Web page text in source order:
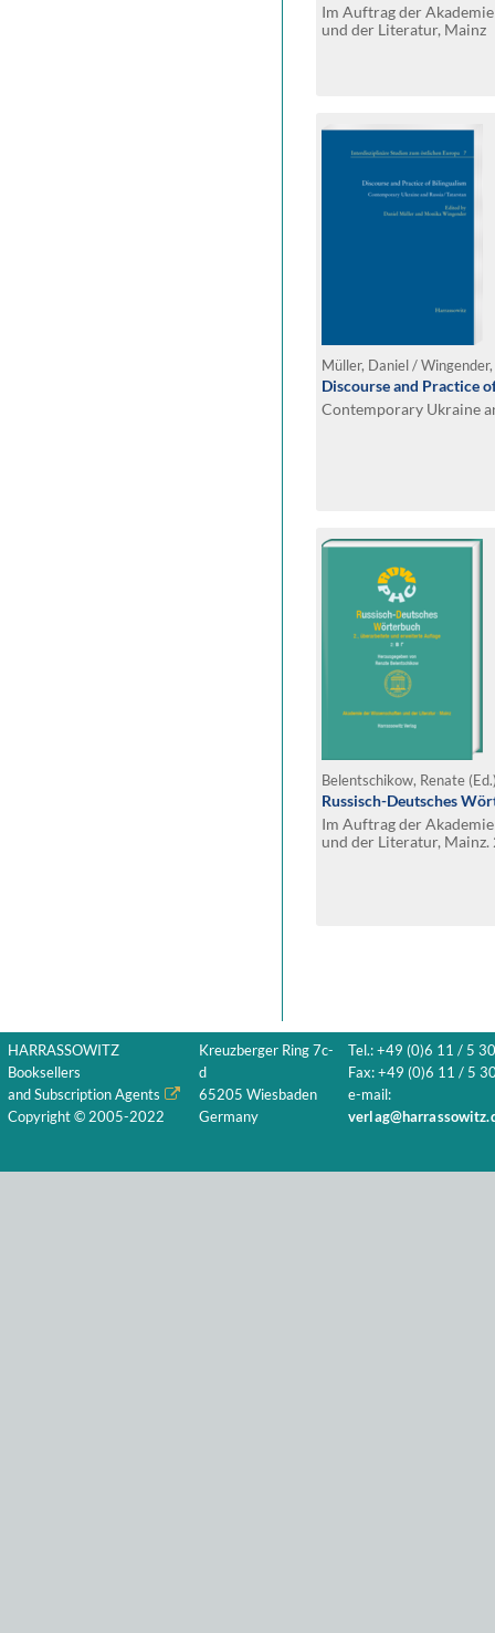
Im Auftrag der
und der Literatur, Mainz
Müller, Daniel /
Discourse and Practice
Contemporary Ukraine
Belentschikow, Renate
Russisch-Deutsches
Im Auftrag der
und der Literatur, Mainz.
HARRASSOWITZ
Booksellers
and Subscription Agents
Copyright © 2005-2022
Kreuzberger Ring 7c-
d
65205 Wiesbaden
Germany
Tel.: +49 (0)6 11 / 5
Fax: +49 (0)6 11 / 5
e-mail: